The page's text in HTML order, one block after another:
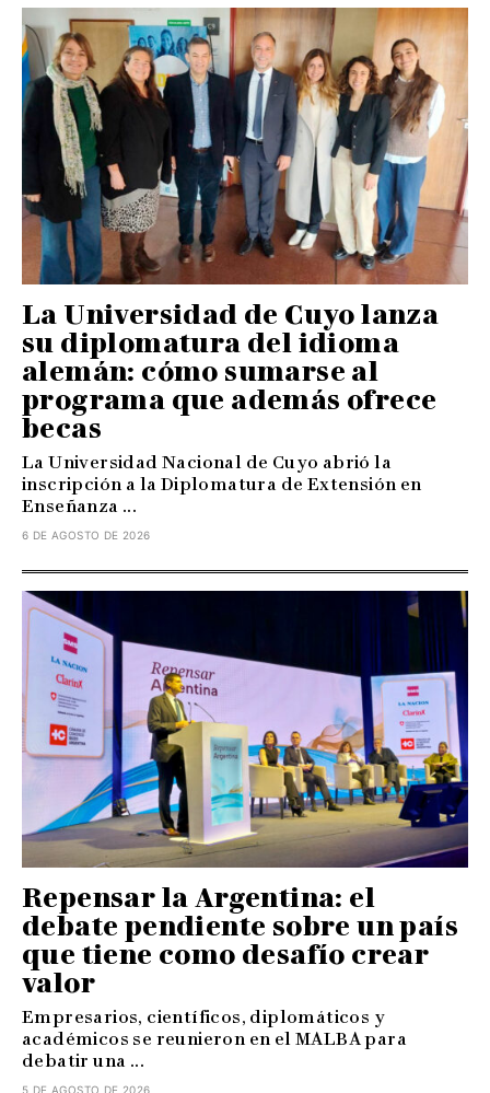
La Universidad de Cuyo lanza
su diplomatura del idioma
alemán: cómo sumarse al
programa que además ofrece
becas
La Universidad Nacional de Cuyo abrió la
inscripción a la Diplomatura de Extensión en
Enseñanza ...
6 DE AGOSTO DE 2026
Repensar la Argentina: el
debate pendiente sobre un país
que tiene como desafío crear
valor
Empresarios, científicos, diplomáticos y
académicos se reunieron en el MALBA para
debatir una ...
5 DE AGOSTO DE 2026